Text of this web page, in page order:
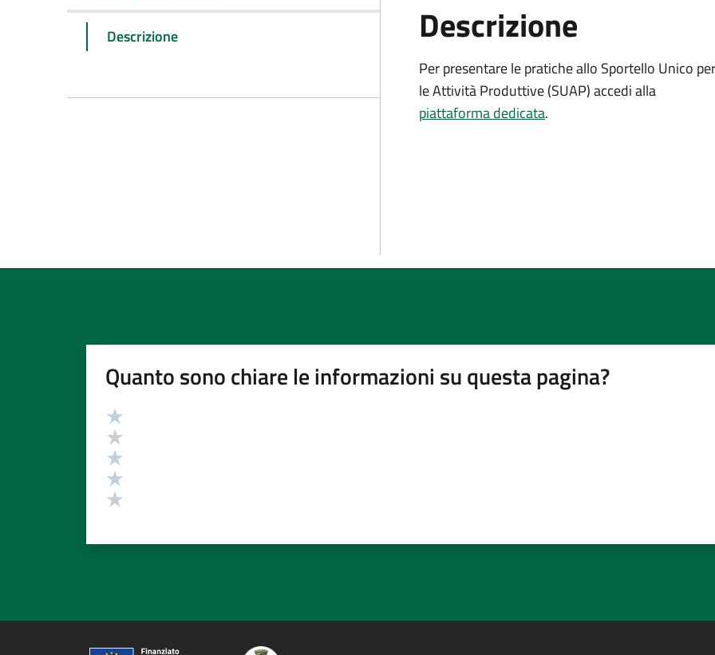
Descrizione Descrizione
Per presentare le pratiche allo Sportello Unico per
le Attività Produttive (SUAP) accedi alla
piattaforma dedicata.
Quanto sono chiare le informazioni su questa pagina?
Valutazione